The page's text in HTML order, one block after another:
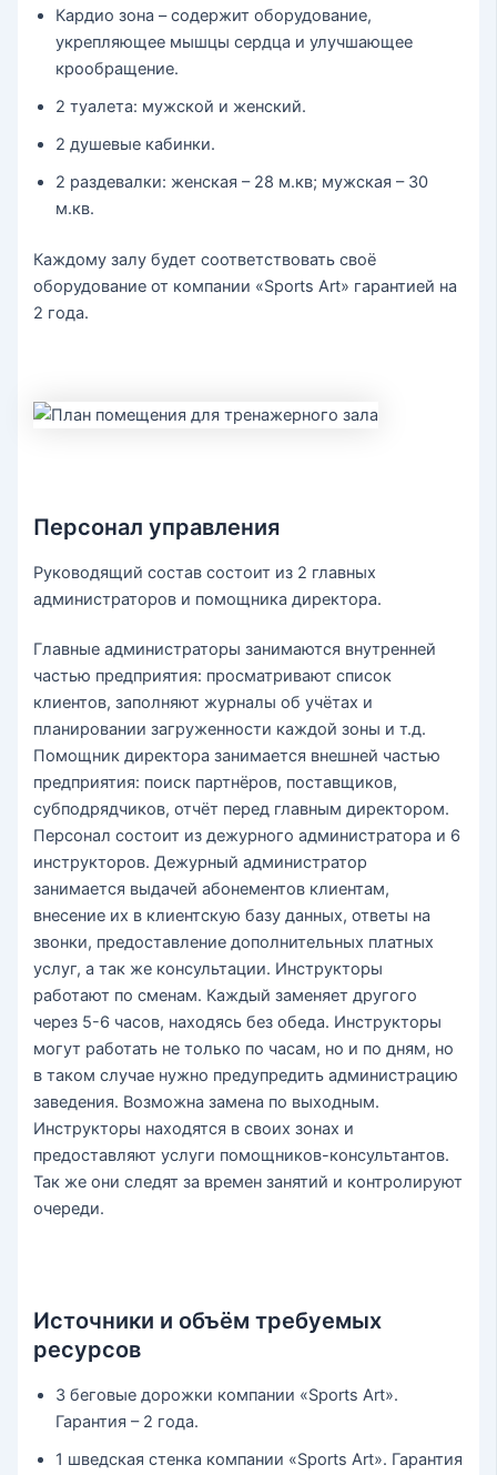
Кардио зона – содержит оборудование,
укрепляющее мышцы сердца и улучшающее
крообращение.
2 туалета: мужской и женский.
2 душевые кабинки.
2 раздевалки: женская – 28 м.кв; мужская – 30
м.кв.
Каждому залу будет соответствовать своё
оборудование от компании «Sports Art» гарантией на
2 года.
Персонал управления
Руководящий состав состоит из 2 главных
администраторов и помощника директора.
Главные администраторы занимаются внутренней
частью предприятия: просматривают список
клиентов, заполняют журналы об учётах и
планировании загруженности каждой зоны и т.д.
Помощник директора занимается внешней частью
предприятия: поиск партнёров, поставщиков,
субподрядчиков, отчёт перед главным директором.
Персонал состоит из дежурного администратора и 6
инструкторов. Дежурный администратор
занимается выдачей абонементов клиентам,
внесение их в клиентскую базу данных, ответы на
звонки, предоставление дополнительных платных
услуг, а так же консультации. Инструкторы
работают по сменам. Каждый заменяет другого
через 5-6 часов, находясь без обеда. Инструкторы
могут работать не только по часам, но и по дням, но
в таком случае нужно предупредить администрацию
заведения. Возможна замена по выходным.
Инструкторы находятся в своих зонах и
предоставляют услуги помощников-консультантов.
Так же они следят за времен занятий и контролируют
очереди.
Источники и объём требуемых
ресурсов
3 беговые дорожки компании «Sports Art».
Гарантия – 2 года.
1 шведская стенка компании «Sports Art». Гарантия